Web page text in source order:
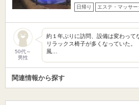
日帰り エステ・マッサー
50代～
男性
約１年ぶりに訪問、設備は変わって
リラックス椅子が多くなっていた
風…
関連情報から探す